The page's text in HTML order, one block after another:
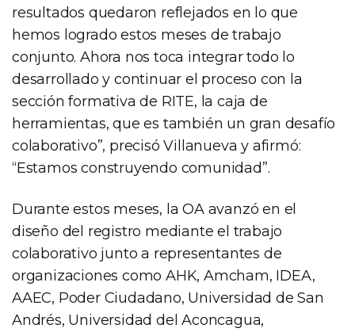
resultados quedaron reflejados en lo que
hemos logrado estos meses de trabajo
conjunto. Ahora nos toca integrar todo lo
desarrollado y continuar el proceso con la
sección formativa de RITE, la caja de
herramientas, que es también un gran desafío
colaborativo”, precisó Villanueva y afirmó:
“Estamos construyendo comunidad”.
Durante estos meses, la OA avanzó en el
diseño del registro mediante el trabajo
colaborativo junto a representantes de
organizaciones como AHK, Amcham, IDEA,
AAEC, Poder Ciudadano, Universidad de San
Andrés, Universidad del Aconcagua,